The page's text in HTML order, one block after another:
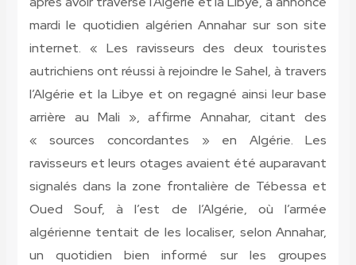
mardi le quotidien algérien Annahar sur son site
internet. « Les ravisseurs des deux touristes
autrichiens ont réussi à rejoindre le Sahel, à travers
l’Algérie et la Libye et on regagné ainsi leur base
arrière au Mali », affirme Annahar, citant des
« sources concordantes » en Algérie. Les
ravisseurs et leurs otages avaient été auparavant
signalés dans la zone frontalière de Tébessa et
Oued Souf, à l’est de l’Algérie, où l’armée
algérienne tentait de les localiser, selon Annahar,
un quotidien bien informé sur les groupes